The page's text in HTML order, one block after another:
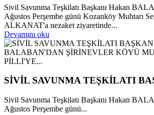
Sivil Savunma Teşkilatı Başkanı Hakan
Ağustos Perşembe günü Kozanköy Muhtarı
ALKANAT'a nezaket ziyaretinde...
Devamını oku
SİVİL SAVUNMA TEŞKİLATI
Sivil Savunma Teşkilatı Başkanı Hakan
Ağustos Perşembe günü...